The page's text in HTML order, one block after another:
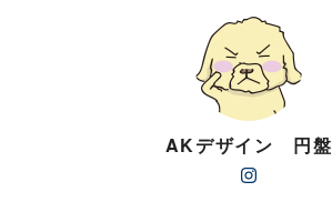
AKデザイン 円盤